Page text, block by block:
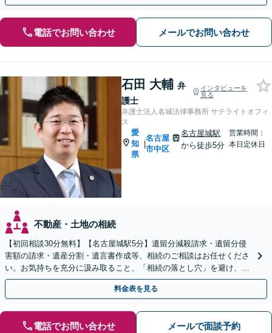
電話でお問い合わせ メールでお問い合わせ
石田 大輔 弁
護士
インタビューを
見る
弁護士法人名城法律事務所 サテライトオフィ
ス
愛
知
県
|
名古屋
市中区
名古屋城駅
から徒歩5分
営業時間：
本日定休日
不動産・土地の相続
【初回相談30分無料】【名古屋城駅5分】遺留分減殺請求・遺留分侵
害額の請求・遺産分割・遺言書作成等、相続のご相談はお任せくださ
い。お気持ちを充分に汲み取ること、「相続の落とし穴」を避け、あ
らゆる可能性を把握することで最良の解決を目指します。
料金表を見る
電話でお問い合わせ メールで面談予約